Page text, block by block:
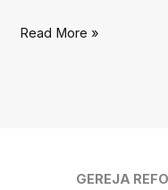
Karunia
Read More »
GEREJA